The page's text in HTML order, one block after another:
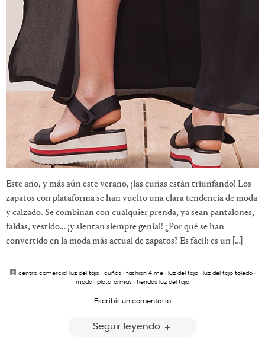
Este año, y más aún este verano, ¡las cuñas están triunfando! Los
zapatos con plataforma se han vuelto una clara tendencia de moda
y calzado. Se combinan con cualquier prenda, ya sean pantalones,
faldas, vestido… ¡y sientan siempre genial! ¿Por qué se han
convertido en la moda más actual de zapatos? Es fácil: es un […]
centro comercial luz del tajo · cuñas · fashion 4 me · luz del tajo · luz del tajo toledo ·
moda · plataformas · tiendas luz del tajo
Escribir un comentario
Seguir leyendo